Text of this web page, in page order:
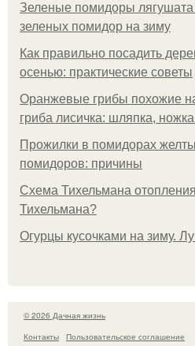
Зеленые помидоры лягушата
зеленых помидор на зиму
Как правильно посадить
осенью: практические советы
Оранжевые грибы похожие
гриба лисичка: шляпка,
Прожилки в помидорах
помидоров: причины
Схема Тихельмана
Тихельмана?
Огурцы кусочками на зиму.
© 2026 Дачная жизнь
Контакты
Пользовательское соглашение